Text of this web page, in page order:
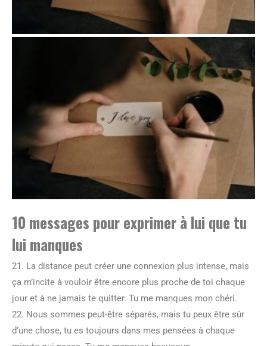
10 messages pour exprimer à lui que tu
lui manques
21. La distance peut créer une connexion plus intense, mais
ça m’incite à vouloir être encore plus proche de toi chaque
jour et à ne jamais te quitter. Tu me manques mon chéri.
22. Nous sommes peut-être séparés, mais tu peux être sûr
d’une chose, tu es toujours dans mes pensées à chaque